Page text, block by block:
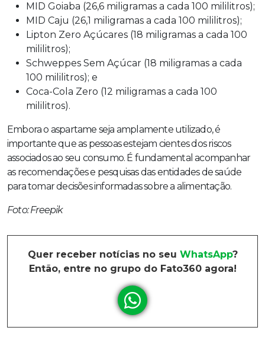
MID Goiaba (26,6 miligramas a cada 100 mililitros);
MID Caju (26,1 miligramas a cada 100 mililitros);
Lipton Zero Açúcares (18 miligramas a cada 100
mililitros);
Schweppes Sem Açúcar (18 miligramas a cada
100 mililitros); e
Coca-Cola Zero (12 miligramas a cada 100
mililitros).
Embora o aspartame seja amplamente utilizado, é
importante que as pessoas estejam cientes dos riscos
associados ao seu consumo. É fundamental acompanhar
as recomendações e pesquisas das entidades de saúde
para tomar decisões informadas sobre a alimentação.
Foto: Freepik
Quer receber notícias no seu WhatsApp?
Então, entre no grupo do Fato360 agora!